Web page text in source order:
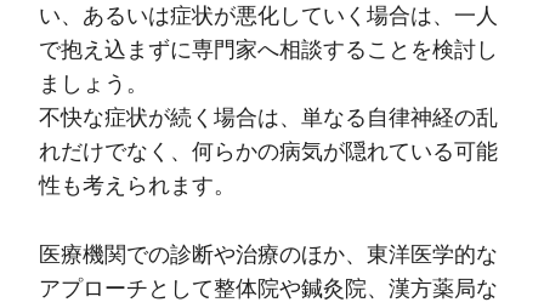
い、あるいは症状が悪化していく場合は、一人
で抱え込まずに専門家へ相談することを検討し
ましょう。
不快な症状が続く場合は、単なる自律神経の乱
れだけでなく、何らかの病気が隠れている可能
性も考えられます。
医療機関での診断や治療のほか、東洋医学的な
アプローチとして整体院や鍼灸院、漢方薬局な